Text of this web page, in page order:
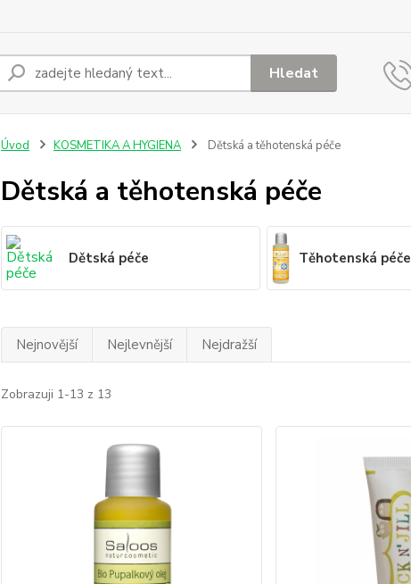
Hledat
Úvod KOSMETIKA A HYGIENA Dětská a těhotenská péče
Dětská a těhotenská péče
Dětská péče Těhotenská péče
Nejnovější Nejlevnější Nejdražší
Zobrazuji 1-13 z 13